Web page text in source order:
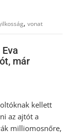
,vonat
már
kellett
az ajtót a
milliomosnőre,